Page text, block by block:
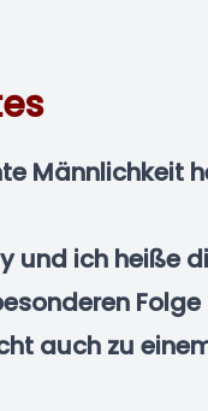
Männlichkeit
und ich heiße
auch zu